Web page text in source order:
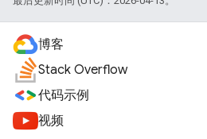
博客
Stack Overflow
代码示例
视频